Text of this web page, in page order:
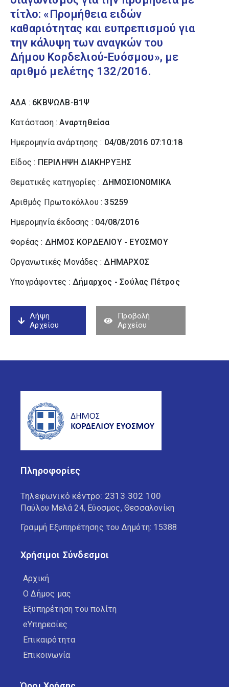
τίτλο: «Προμήθεια ειδών
καθαριότητας και ευπρεπισμού για
την κάλυψη των αναγκών του
Δήμου Κορδελιού-Ευόσμου», με
αριθμό μελέτης 132/2016.
ΑΔΑ : 6ΚΒΨΩΛΒ-Β1Ψ
Κατάσταση :Αναρτηθείσα
Ημερομηνία ανάρτησης : 04/08/2016 07:10:18
Είδος : ΠΕΡΙΛΗΨΗ ΔΙΑΚΗΡΥΞΗΣ
Θεματικές κατηγορίες : ΔΗΜΟΣΙΟΝΟΜΙΚΑ
Αριθμός Πρωτοκόλλου :35259
Ημερομηνία έκδοσης : 04/08/2016
Φορέας : ΔΗΜΟΣ ΚΟΡΔΕΛΙΟΥ - ΕΥΟΣΜΟΥ
Οργανωτικές Μονάδες :ΔΗΜΑΡΧΟΣ
Υπογράφοντες : Δήμαρχος - Σούλας Πέτρος
Λήψη
Αρχείου
Προβολή
Αρχείου
Πληροφορίες
Τηλεφωνικό κέντρο: 2313 302 100
Παύλου Μελά 24, Εύοσμος, Θεσσαλονίκη
Γραμμή Εξυπηρέτησης του Δημότη: 15388
Χρήσιμοι Σύνδεσμοι
Αρχική
Ο Δήμος μας
Εξυπηρέτηση του πολίτη
eΥπηρεσίες
Επικαιρότητα
Επικοινωνία